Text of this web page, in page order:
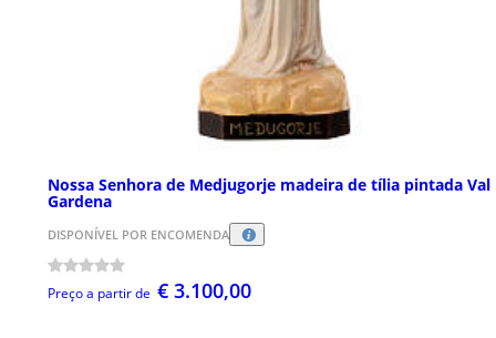
Nossa Senhora de Medjugorje madeira de tília pintada Val
Gardena
DISPONÍVEL POR ENCOMENDA
Preço a partir de € 3.100,00